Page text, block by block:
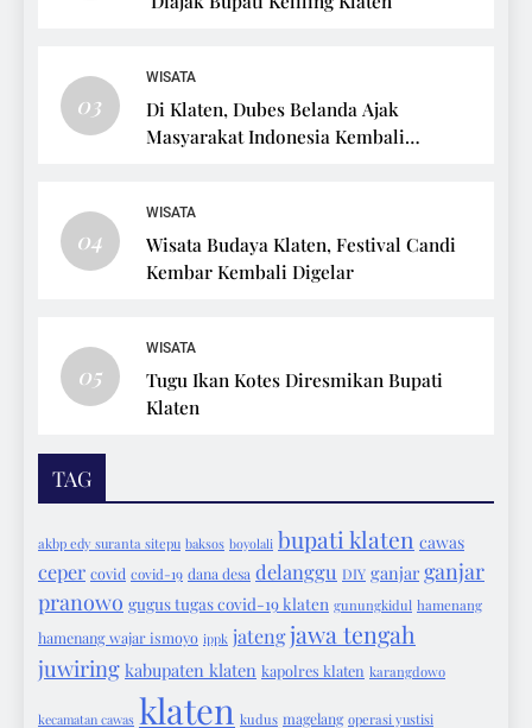
03
WISATA
Di Klaten, Dubes Belanda Ajak
Masyarakat Indonesia Kembali
04
WISATA
Wisata Budaya Klaten, Festival Candi
Kembar Kembali Digelar
05
WISATA
Tugu Ikan Kotes Diresmikan Bupati
Klaten
TAG
akbp edy suranta sitepu baksos boyolali bupati klaten cawas
ceper covid covid-19 dana desa delanggu DIY ganjar ganjar
pranowo gugus tugas covid-19 klaten gunungkidul hamenang
hamenang wajar ismoyo ippk jatengjawa tengah
juwiring kabupaten klaten kapolres klaten karangdowo
kecamatan cawas klaten kudus magelang operasi yustisi